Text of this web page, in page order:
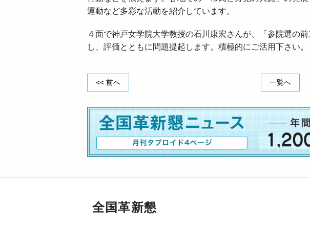
運動など多彩な活動を紹介しています。
４面で神戸女学院大学教授の石川康宏さんが、「参院選の
し、評価とともに問題提起します。積極的にご活用下さい。
<< 前へ 一覧へ
全国革新懇